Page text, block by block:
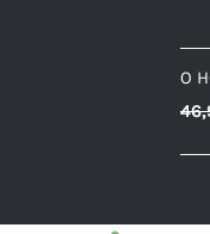
O